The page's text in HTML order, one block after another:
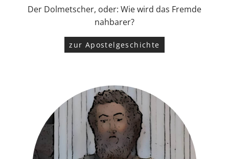
Der Dolmetscher, oder: Wie wird das Fremde
nahbarer?
zur Apostelgeschichte